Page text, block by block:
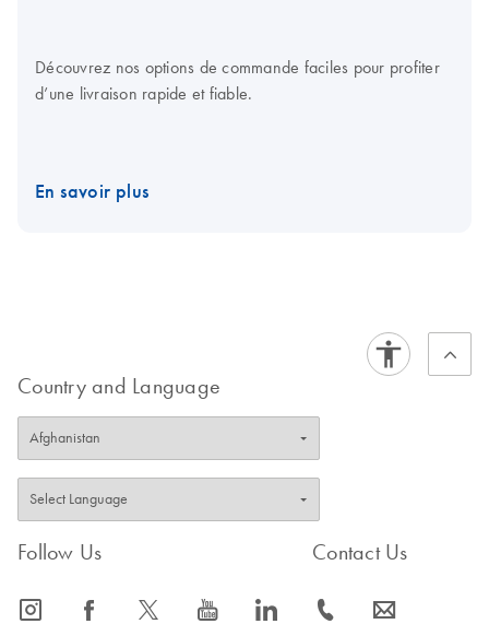
Découvrez nos options de commande faciles pour profiter
d’une livraison rapide et fiable.
En savoir plus
Country and Language
Follow Us
icon_0065_instagram-s icon_0064_facebook-s icon_0340_cc_gen_x-s icon_0077_youtube-s icon_0066_linkedin-s
Contact Us
icon_0072_phone-s icon_0063_envelope-s